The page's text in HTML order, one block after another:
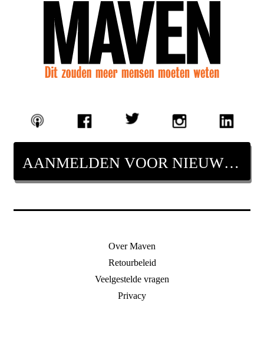
AANMELDEN VOOR NIEUWSBRIEF
Over Maven
Retourbeleid
Veelgestelde vragen
Privacy